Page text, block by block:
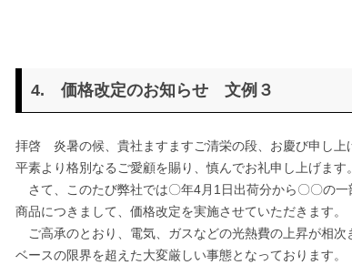
4. 価格改定のお知らせ 文例３
拝啓 炎暑の候、貴社ますますご清栄の段、お慶び申し上
平素より格別なるご愛顧を賜り、慎んでお礼申し上げます。
さて、このたび弊社では〇年4月1日出荷分から〇〇の一
商品につきまして、価格改定を実施させていただきます。
ご高承のとおり、電気、ガスなどの光熱費の上昇が相次
ベースの限界を超えた大変厳しい事態となっております。